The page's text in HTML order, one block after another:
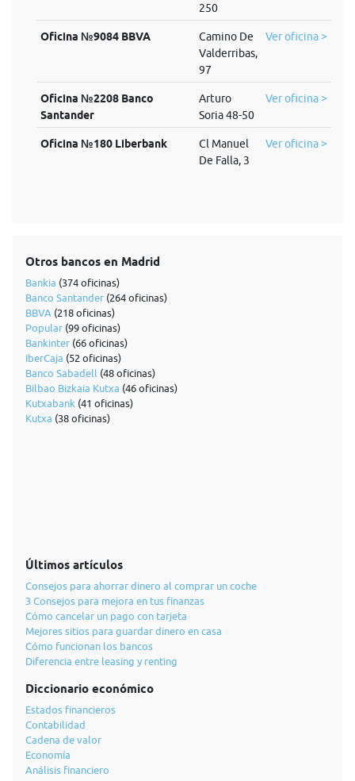
250
Oficina №9084 BBVA
Camino De
Valderribas,
97
Ver oficina >
Oficina №2208 Banco
Santander
Arturo
Soria 48-50
Ver oficina >
Oficina №180 Liberbank
Cl Manuel
De Falla, 3
Ver oficina >
Otros bancos en Madrid
Bankia (374 oficinas)
Banco Santander (264 oficinas)
BBVA (218 oficinas)
Popular (99 oficinas)
Bankinter (66 oficinas)
IberCaja (52 oficinas)
Banco Sabadell (48 oficinas)
Bilbao Bizkaia Kutxa (46 oficinas)
Kutxabank (41 oficinas)
Kutxa (38 oficinas)
Últimos artículos
Consejos para ahorrar dinero al comprar un coche
3 Consejos para mejora en tus finanzas
Cómo cancelar un pago con tarjeta
Mejores sitios para guardar dinero en casa
Cómo funcionan los bancos
Diferencia entre leasing y renting
Diccionario económico
Estados financieros
Contabilidad
Cadena de valor
Economía
Análisis financiero